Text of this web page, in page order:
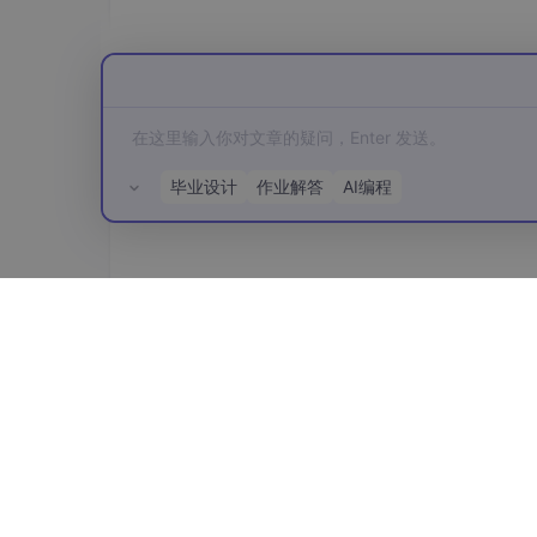
明确角色：指定“资深测试工程师”而非
结构化输出 ：强制使用列表、表格、代
拒绝幻觉 ‌：要求“若无则写‘无匹配’”
毕业设计 作业解答 AI编程